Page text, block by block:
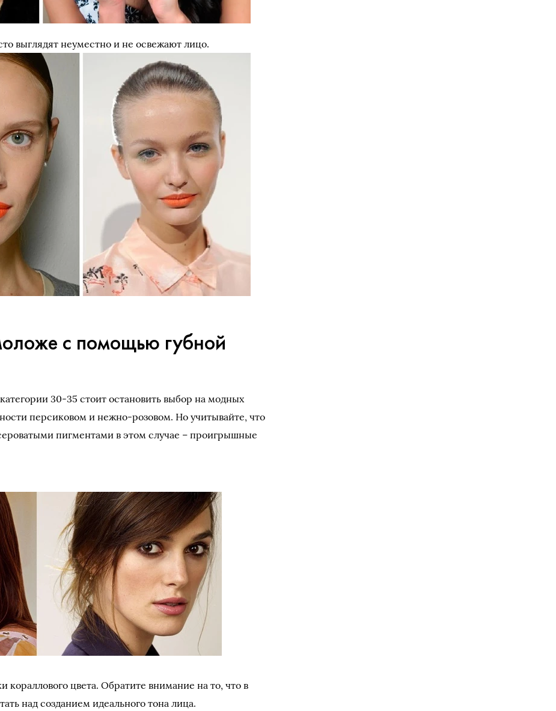
выглядят неуместно и не освежают лицо.
с помощью губной
30-35 стоит остановить выбор на модных
персиковом и нежно-розовом. Но учитывайте, что
пигментами в этом случае – проигрышные
кораллового цвета. Обратите внимание на то, что в
над созданием идеального тона лица.